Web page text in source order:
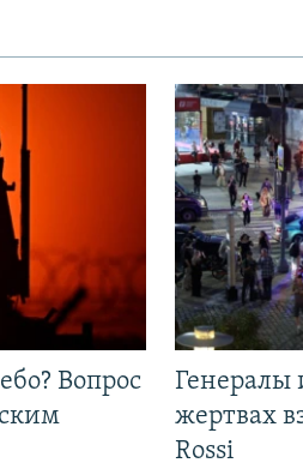
Вопрос
Генералы
жертвах
Rossi